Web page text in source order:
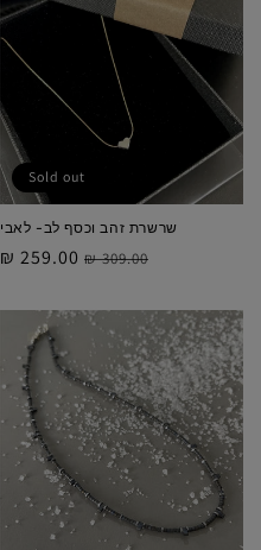
Sold out
שרשרת זהב וכסף לב- לאבי
מחיר
309.00 ₪
מחיר
259.00 ₪